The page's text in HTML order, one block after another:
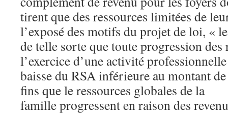
tirent que des ressources limitées de
l’exposé des motifs du projet de loi, «
de telle sorte que toute progression des
l’exercice d’une activité
baisse du RSA inférieure au montant
fins que le ressources globales de la
famille progressent en raison des